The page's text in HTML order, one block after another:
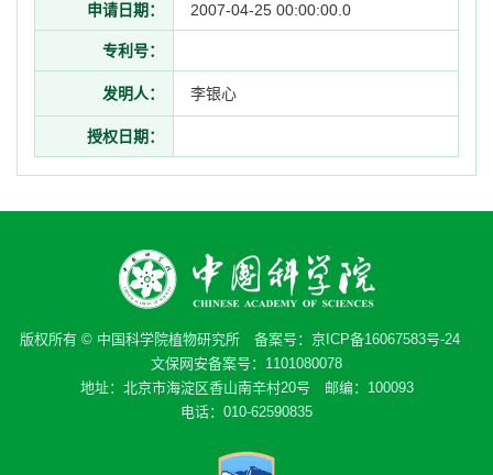
申请日期： 2007-04-25 00:00:00.0
专利号：
发明人： 李银心
授权日期：
版权所有 © 中国科学院植物研究所 备案号： 京ICP备16067583号-24
文保网安备案号：1101080078
地址：北京市海淀区香山南辛村20号 邮编：100093
电话：010-62590835